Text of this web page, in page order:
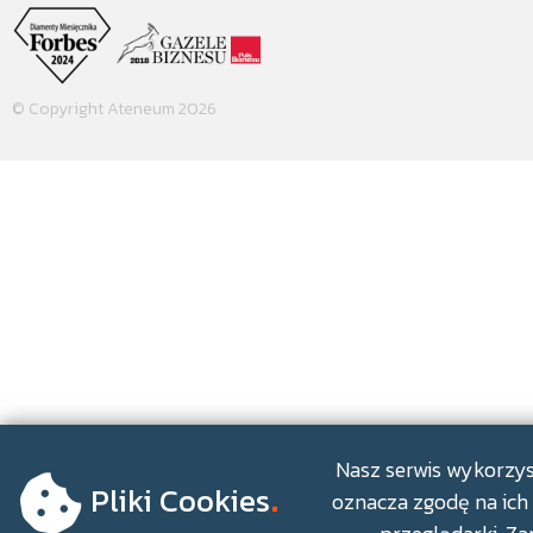
© Copyright Ateneum 2026
Pliki Cookies.
Nasz serwis
oznacza zgodę na